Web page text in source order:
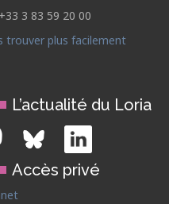
3 83 59 20 00
trouver plus facilement
L’actualité du Loria
Accès privé